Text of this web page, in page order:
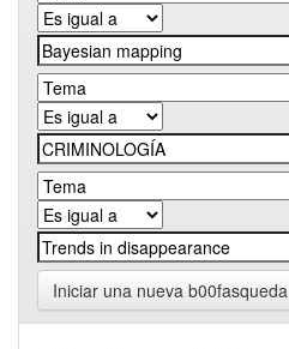
Iniciar una nueva b00fasqueda